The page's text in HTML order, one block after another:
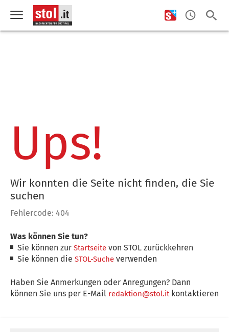
Ups!
Wir konnten die Seite nicht finden, die Sie
suchen
Fehlercode: 404
Was können Sie tun?
Sie können zurStartseite von STOL zurückkehren
Sie können dieSTOL-Suche verwenden
Haben Sie Anmerkungen oder Anregungen? Dann
können Sie uns per E-Mail redaktion@stol.itkontaktieren